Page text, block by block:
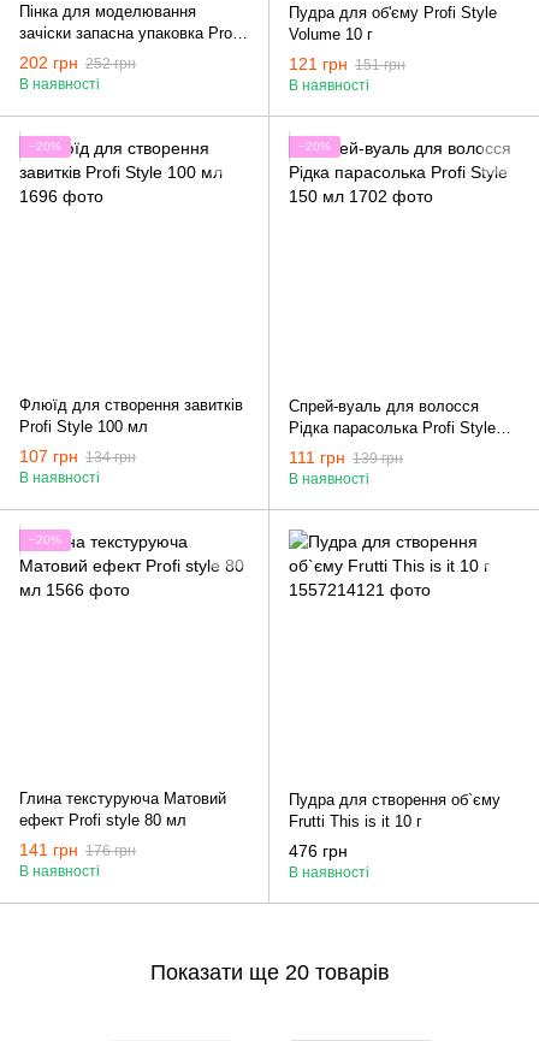
Пінка для моделювання
зачіски запасна упаковка Profi
Style 500 мл
202 грн 252 грн
В наявності
Пудра для об'єму Profi Style
Volume 10 г
121 грн 151 грн
В наявності
−20%
Флюїд для створення завитків
Profi Style 100 мл
107 грн 134 грн
В наявності
−20%
Спрей-вуаль для волосся
Рідка парасолька Profi Style
150 мл
111 грн 139 грн
В наявності
−20%
Глина текстуруюча Матовий
ефект Profi style 80 мл
141 грн 176 грн
В наявності
Пудра для створення об`єму
Frutti This is it 10 г
476 грн
В наявності
Показати ще 20 товарів